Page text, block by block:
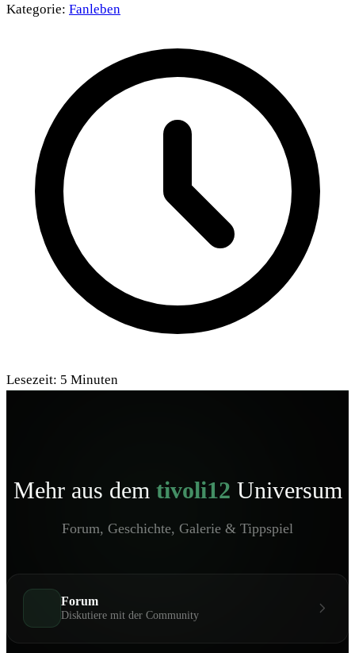
Kategorie: Fanleben
Lesezeit: 5 Minuten
Mehr aus dem tivoli12 Universum
Forum, Geschichte, Galerie & Tippspiel
Forum
Diskutiere mit der Community